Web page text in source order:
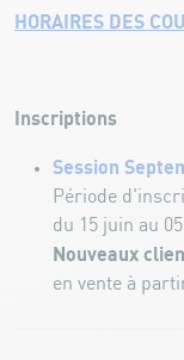
HORAIRES DES
Inscriptions
Session
Période
du 15 juin au
Nouveaux
en vente à